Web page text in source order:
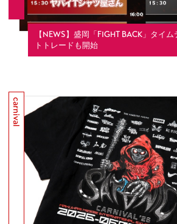
【NEWS】盛岡「FIGHT BACK」タイ
トトレードも開始
carnival